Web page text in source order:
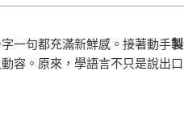
一句都充滿新鮮感。接著動手
動容。原來，學語言不只是說出